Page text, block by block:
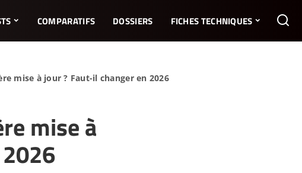
COMPARATIFS DOSSIERS FICHES TECHNIQUES
mise à jour ? Faut-il changer en 2026
mise à